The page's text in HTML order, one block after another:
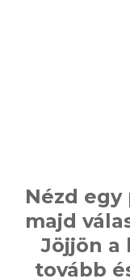
Nézd
majd
Jöjjön a
tovább